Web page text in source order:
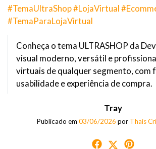
#TemaUltraShop #LojaVirtual
#TemaParaLojaVirtual
Conheça o tema ULTRASHOP da
visual moderno, versátil e
virtuais de qualquer segmento, com
usabilidade e experiência de compra.
Tray
Publicado em 03/06/2026 por Thaís